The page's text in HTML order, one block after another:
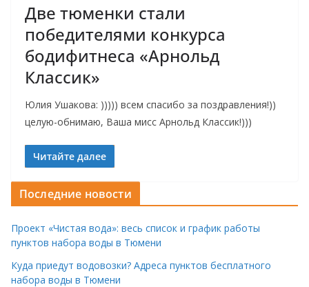
Две тюменки стали
победителями конкурса
бодифитнеса «Арнольд
Классик»
Юлия Ушакова: ))))) всем спасибо за поздравления!))
целую-обнимаю, Ваша мисс Арнольд Классик!)))
Читайте далее
Последние новости
Проект «Чистая вода»: весь список и график работы
пунктов набора воды в Тюмени
Куда приедут водовозки? Адреса пунктов бесплатного
набора воды в Тюмени